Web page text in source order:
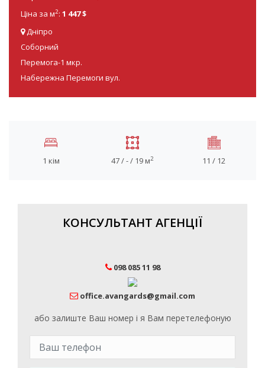
Ціна за м2: 1 447 $
Дніпро
Соборний
Перемога-1 мкр.
Набережна Перемоги вул.
1 кім 47 / - / 19 м2 11 / 12
КОНСУЛЬТАНТ АГЕНЦІЇ
098 085 11 98
office.avangards@gmail.com
або залиште Ваш номер і я Вам перетелефоную